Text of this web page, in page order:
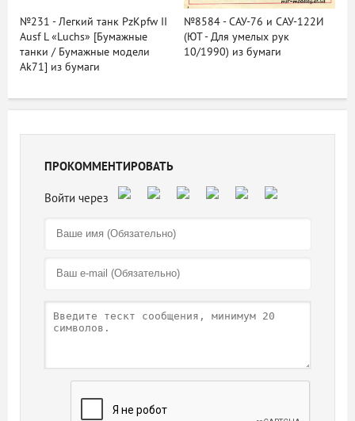
№231 - Легкий танк PzKpfw II
Ausf L «Luchs» [Бумажные
танки / Бумажные модели
Ak71] из бумаги
№8584 - САУ-76 и САУ-122И
(ЮТ - Для умелых рук
10/1990) из бумаги
ПРОКОММЕНТИРОВАТЬ